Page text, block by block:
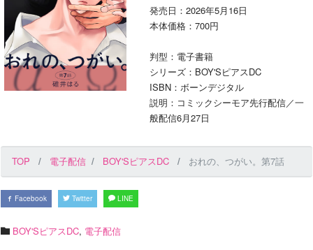
発売日：2026年5月16日
本体価格：700円
判型：電子書籍
シリーズ：BOY'SピアスDC
ISBN：ボーンデジタル
説明：コミックシーモア先行配信／一
般配信6月27日
TOP 電子配信 BOY'SピアスDC おれの、つがい。第7話
Facebook Twitter LINE
BOY'SピアスDC, 電子配信